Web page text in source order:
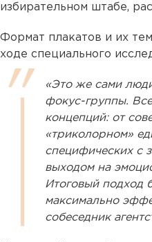
избирательном штабе,
Формат плакатов и их
ходе специального
«Это же сами
фокус-группы.
концепций: от
«триколорном»
специфических с
выходом на
Итоговый подход
максимально
собеседник